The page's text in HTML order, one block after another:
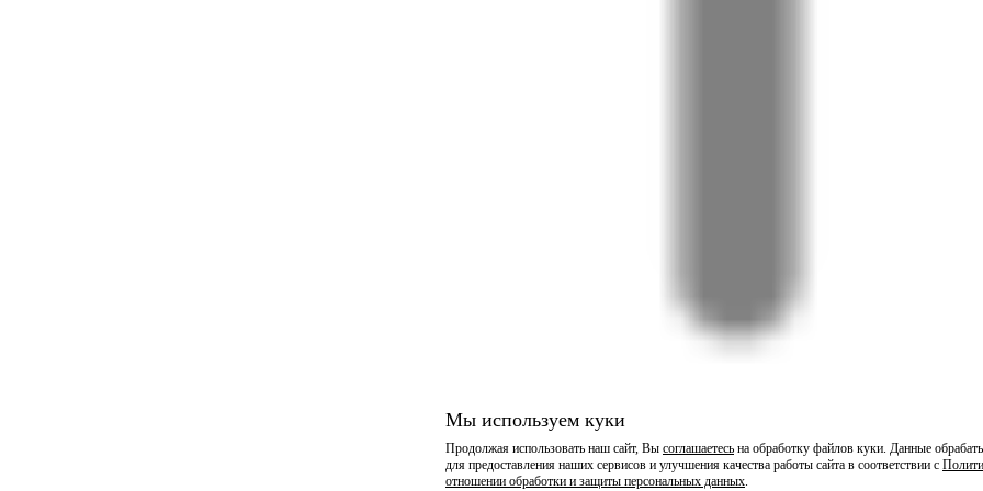
Мы используем куки
Продолжая использовать наш сайт, Вы соглашаетесь на обработку файлов куки. Данные
для предоставления наших сервисов и улучшения качества работы сайта в соответствии с
отношении обработки и защиты персональных данных.